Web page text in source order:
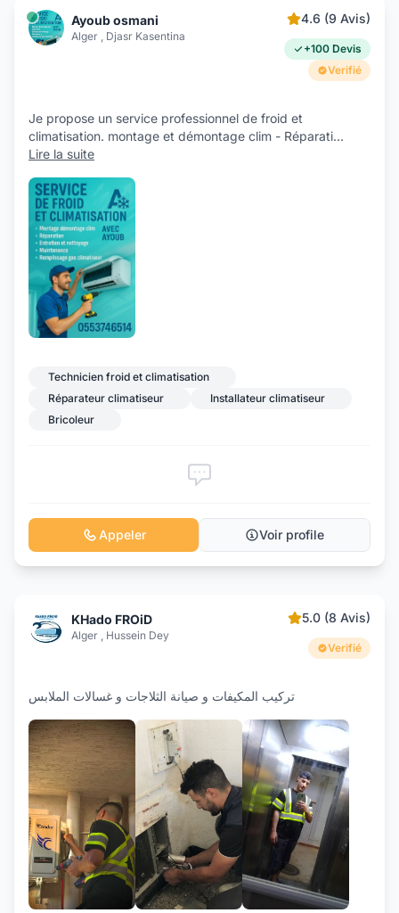
Ayoub osmani
Alger , Djasr Kasentina
4.6 (9 Avis)
+100 Devis
Verifié
Je propose un service professionnel de froid et
climatisation. montage et démontage clim - Réparati...
Lire la suite
Technicien froid et climatisation
Réparateur climatiseur
Installateur climatiseur
Bricoleur
Appeler Voir profile
KHado FROiD
Alger , Hussein Dey
5.0 (8 Avis)
Verifié
تركيب المكيفات و صيانة الثلاجات و غسالات الملابس